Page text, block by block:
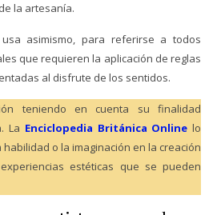
la artesanía.
asimismo, para referirse a todos
que requieren la aplicación de reglas
al disfrute de los sentidos.
teniendo en cuenta su finalidad
La Enciclopedia Británica Online lo
o la imaginación en la creación
estéticas que se pueden